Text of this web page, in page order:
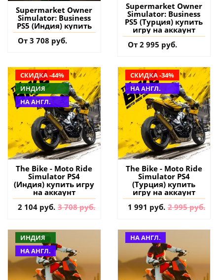
Supermarket Owner
Simulator: Business
PS5 (Индия) купить
От 3 708 руб.
Supermarket Owner
Simulator: Business
PS5 (Турция) купить
игру на аккаунт
От 2 995 руб.
СКИДКА -44%
ИНДИЯ
НА АНГЛ.
The Bike - Moto Ride
Simulator PS4
(Индия) купить игру
на аккаунт
2 104 руб. 3 708 руб.
СКИДКА -34%
НА АНГЛ.
The Bike - Moto Ride
Simulator PS4
(Турция) купить
игру на аккаунт
1 991 руб. 2 995 руб.
ИНДИЯ
НА АНГЛ.
НА АНГЛ.